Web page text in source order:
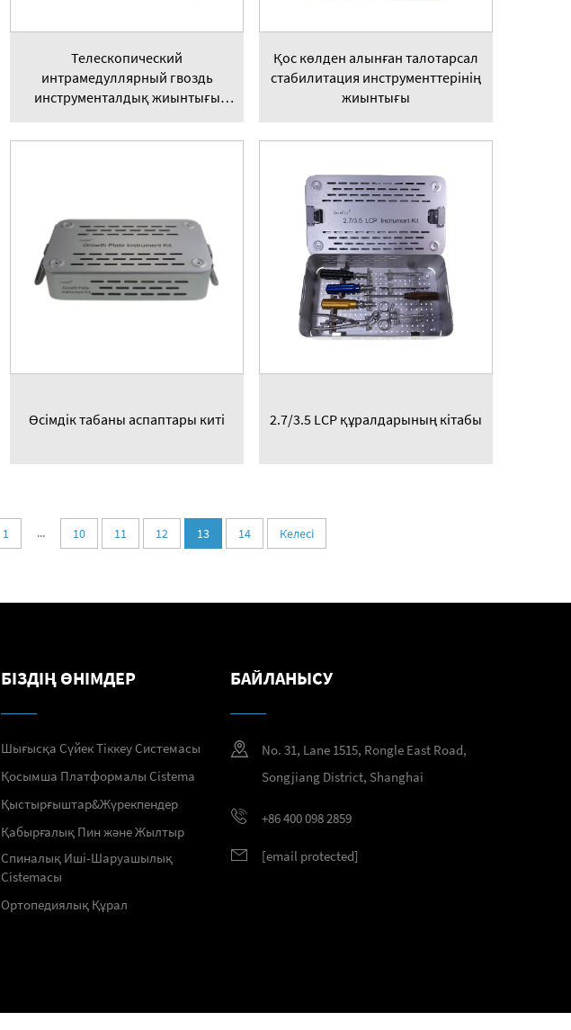
Телескопический
интрамедуллярный гвоздь
инструменталдық жиынтығы
Қос көлден алынған талотарсал
стабилитация инструменттерінің
жиынтығы
Өсімдік табаны аспаптары киті 2.7/3.5 LCP құралдарының кітабы
1 ... 10 11 12 13 14 Келесі
БІЗДІҢ ӨНІМДЕР
Шығысқа Сүйек Тіккеу Системасы
Қосымша Платформалы Сistemа
Қыстырғыштар&Жүрекпендер
Қабырғалық Пин және Жылтыр
Спиналық Иші-Шаруашылық
Сistemасы
Ортопедиялық Құрал
БАЙЛАНЫСУ
No. 31, Lane 1515, Rongle East Road,
Songjiang District, Shanghai
+86 400 098 2859
[email protected]